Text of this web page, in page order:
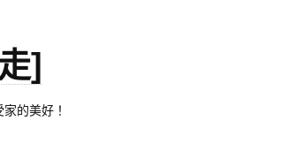
]
的美好！